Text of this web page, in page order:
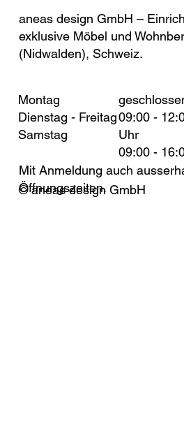
© aneas design GmbH
Mit Anmeldung auch
Öffnungszeiten.
09:00 -
Uhr
09:00 -
Montag
Dienstag - Freitag
Samstag
aneas design GmbH –
exklusive Möbel und
(Nidwalden), Schweiz.